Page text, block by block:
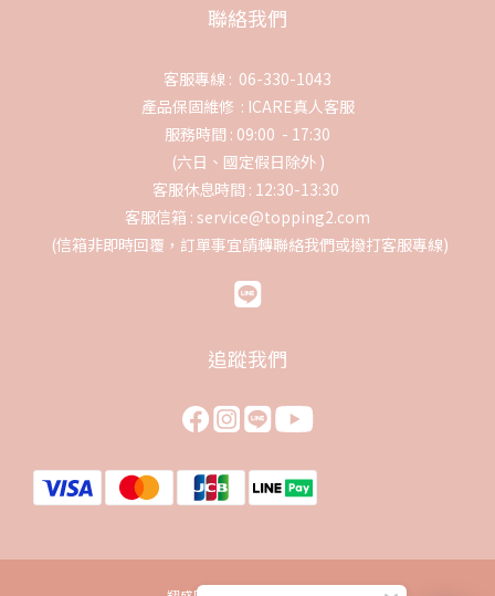
聯絡我們
客服專線 : 06-330-1043
產品保固維修 : ICARE真人客服
服務時間 : 09:00 - 17:30
(六日、國定假日除外 )
客服休息時間 : 12:30-13:30
客服信箱 : service@topping2.com
(信箱非即時回覆，訂單事宜請轉聯絡我們或撥打客服專線)
追蹤我們